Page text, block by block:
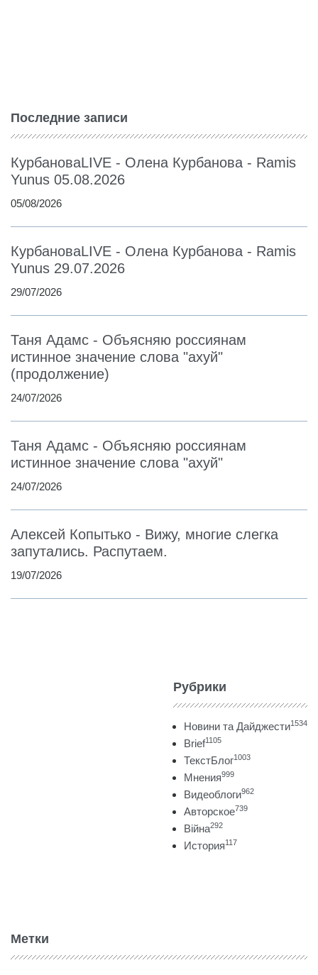
Последние записи
КурбановаLIVE - Олена Курбанова - Ramis
Yunus 05.08.2026
05/08/2026
КурбановаLIVE - Олена Курбанова - Ramis
Yunus 29.07.2026
29/07/2026
Таня Адамс - Объясняю россиянам
истинное значение слова "ахуй"
(продолжение)
24/07/2026
Таня Адамс - Объясняю россиянам
истинное значение слова "ахуй"
24/07/2026
Алексей Копытько - Вижу, многие слегка
запутались. Распутаем.
19/07/2026
Рубрики
Новини та Дайджести1534
Brief1105
ТекстБлог1003
Мнения999
Видеоблоги962
Авторское739
Війна292
История117
Метки